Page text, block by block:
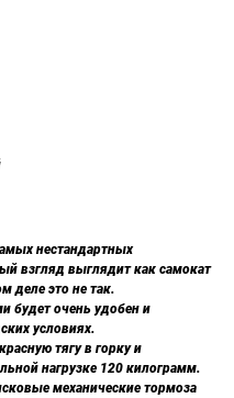
нестандартных
взгляд выглядит как самокат
деле это не так.
будет очень удобен и
условиях.
тягу в горку и
нагрузке 120 килограмм.
механические тормоза